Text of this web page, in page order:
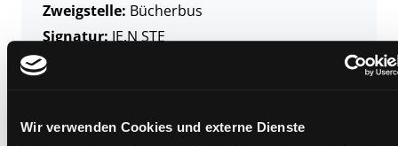
Wir verwenden Cookies und externe Dienste
Zweigstelle: Bücherbus
Signatur:JE.N STE
Standort 2: